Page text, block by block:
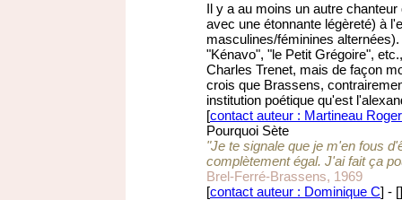
Il y a au moins un autre
avec une étonnante légèreté) à
masculines/féminines
"Kénavo", "le Petit Grégoire",
Charles Trenet, mais de façon
crois que Brassens,
institution poétique qu'est
[contact auteur : Martineau Roger
Pourquoi Sète
"Je te signale que je m'en fous
complètement égal. J'ai fait ça
Brel-Ferré-Brassens, 1969
[contact auteur : Dominique C] - []